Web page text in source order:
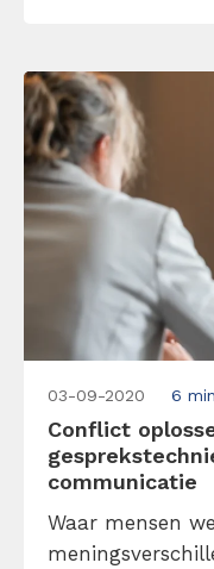
03-09-2020 6
Conflict
communicatie
Waar mensen